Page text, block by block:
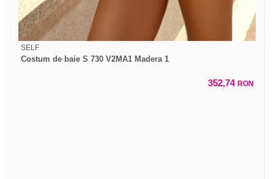
SELF
Costum de baie S 730 V2MA1 Madera 1
352,74 RON